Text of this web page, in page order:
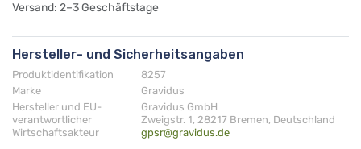
Versand: 2–3 Geschäftstage
Hersteller- und Sicherheitsangaben
Produktidentifikation
8257
Marke
Gravidus
Hersteller und EU-
verantwortlicher
Wirtschaftsakteur
Gravidus GmbH
Zweigstr. 1, 28217 Bremen, Deutschland
gpsr@gravidus.de